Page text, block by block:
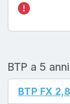
BTP a 5 anni
unread
BTP FX